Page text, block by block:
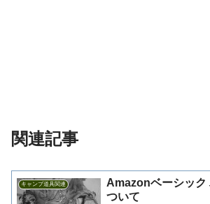
関連記事
キャンプ道具関連
Amazonベーシック バックパックに
ついて